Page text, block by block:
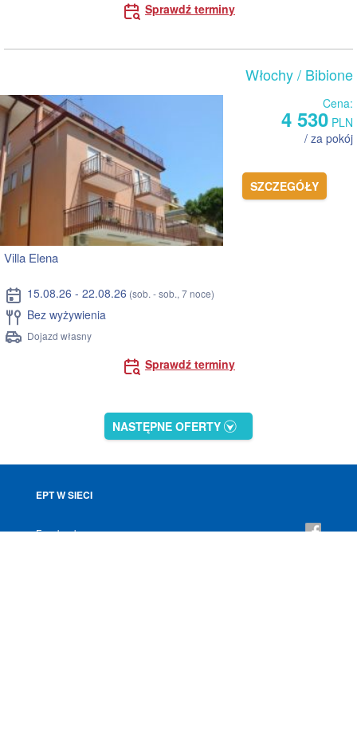
Sprawdź terminy
Włochy/ Bibione
Cena:
4 530 PLN
/ za pokój
SZCZEGÓŁY
Villa Elena
15.08.26 - 22.08.26 (sob. - sob., 7 noce)
Bez wyżywienia
Dojazd własny
Sprawdź terminy
NASTĘPNE OFERTY
EPT W SIECI
Facebook